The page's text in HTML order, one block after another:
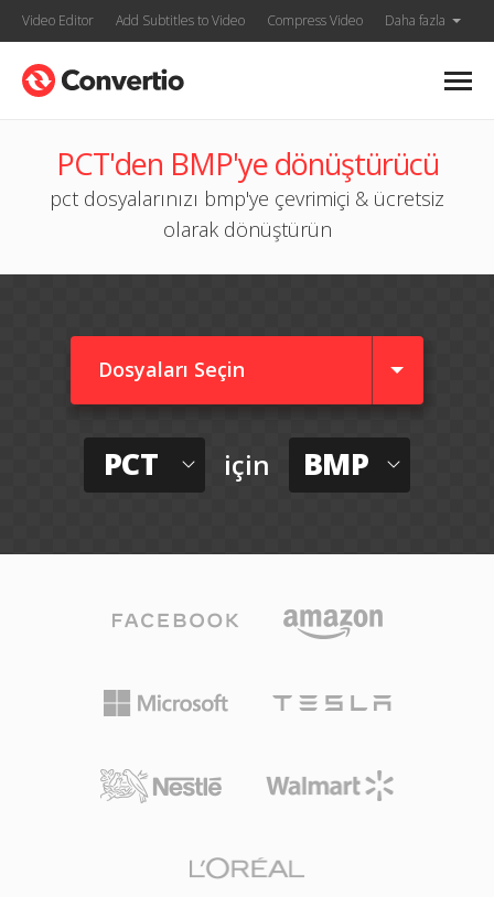
Video Editor Add Subtitles to Video Compress Video Daha fazla
PCT'den BMP'ye dönüştürücü
pct dosyalarınızı bmp'ye çevrimiçi & ücretsiz
olarak dönüştürün
Dosyaları Seçin
PCT için BMP